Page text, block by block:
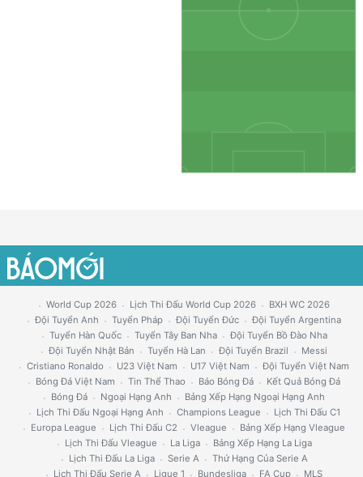
World Cup 2026 Lịch Thi Đấu World Cup 2026
BXH WC 2026
Đội Tuyển Anh
Tuyển Pháp Đội Tuyển Đức
Đội Tuyển Argentina
Tuyển Hàn Quốc
Tuyển Tây Ban Nha
Đội Tuyển Bồ Đào Nha
Đội Tuyển Nhật Bản
Tuyển Hà Lan Đội Tuyển Brazil
Messi
Cristiano Ronaldo
U23 Việt Nam U17 Việt Nam
Đội Tuyển Việt Nam
Bóng Đá Việt Nam
Tin Thể Thao Báo Bóng Đá
Kết Quả Bóng Đá
Bóng Đá
Ngoại Hạng Anh
Bảng Xếp Hạng Ngoại Hạng Anh
Lịch Thi Đấu Ngoại Hạng Anh
Champions League
Lịch Thi Đấu C1
Europa League
Lịch Thi Đấu C2 Vleague
Bảng Xếp Hạng Vleague
Lịch Thi Đấu Vleague
La Liga
Bảng Xếp Hạng La Liga
Lịch Thi Đấu La Liga
Serie A
Thứ Hạng Của Serie A
Lịch Thi Đấu Serie A
Ligue 1 Bundesliga FA Cup MLS